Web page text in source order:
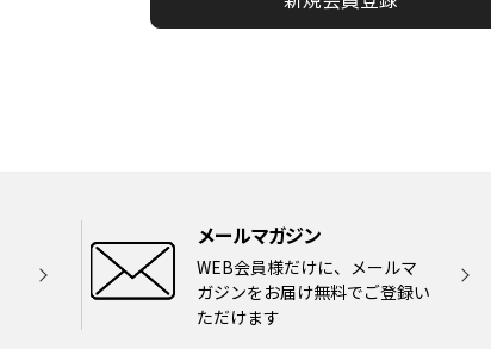
メールマガジン
WEB会員様だけに、メールマ
ガジンをお届け無料でご登録い
ただけます